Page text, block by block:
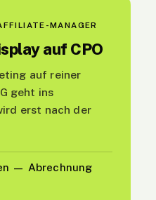
MANAGER
auf CPO
auf reiner
geht ins
erst nach der
— Abrechnung